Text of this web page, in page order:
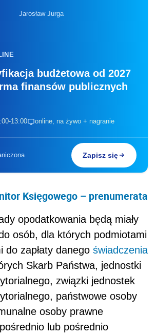
Jarosław Jurga
budżetowa od 2027
finansów publicznych
13:00 online, na żywo + nagranie
Zapisz się
Księgowego – prenumerata
opodatkowania będą miały
osób, dla których podmiotami
do zapłaty danego świadczenia
Skarb Państwa, jednostki
związki jednostek
państwowe osoby
osoby prawne
lub pośrednio